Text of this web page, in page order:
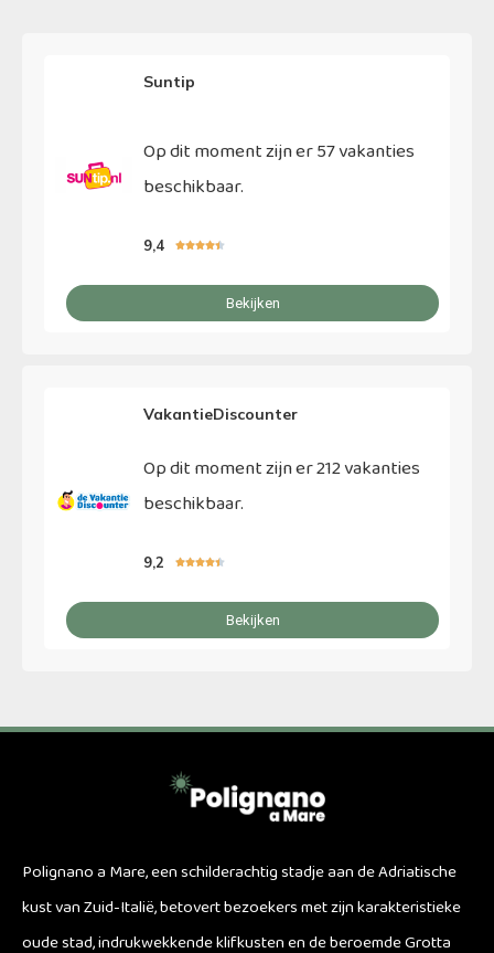
Suntip
Op dit moment zijn er 57 vakanties
beschikbaar.
9,4 
Bekijken
VakantieDiscounter
Op dit moment zijn er 212 vakanties
beschikbaar.
9,2 
Bekijken
Polignano a Mare, een schilderachtig stadje aan de Adriatische
kust van Zuid-Italië, betovert bezoekers met zijn karakteristieke
oude stad, indrukwekkende klifkusten en de beroemde Grotta